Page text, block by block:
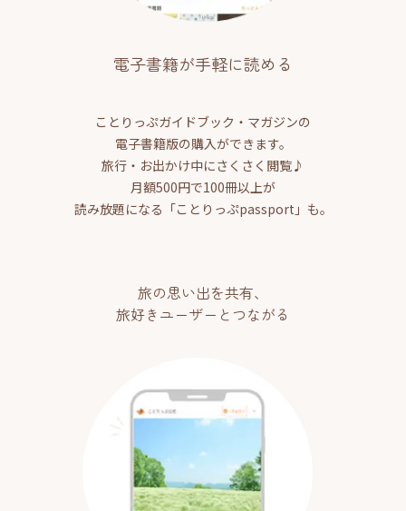
電子書籍が手軽に読める
ことりっぷガイドブック・マガジンの
電子書籍版の購入ができます。
旅行・お出かけ中にさくさく閲覧♪
月額500円で100冊以上が
読み放題になる「ことりっぷpassport」も。
旅の思い出を共有、
旅好きユーザーとつながる